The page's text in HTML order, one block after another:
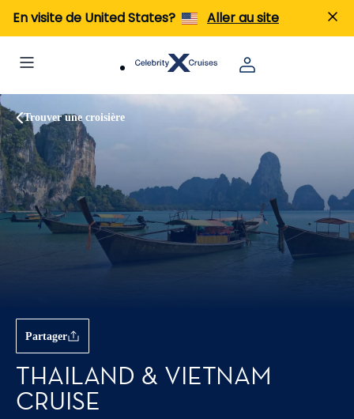
En visite de United States? Aller au site
Trouver une croisière
Partager
THAILAND & VIETNAM
CRUISE